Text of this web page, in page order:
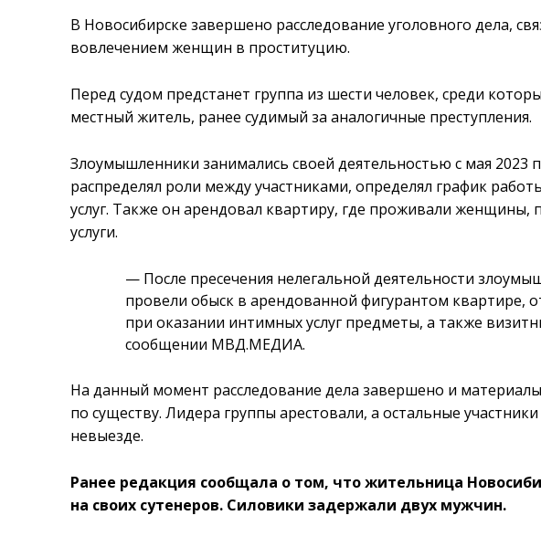
В Новосибирске завершено расследование уголовного дела,
вовлечением женщин в проституцию.
Перед судом предстанет группа из шести человек, среди
местный житель, ранее судимый за аналогичные преступления.
Злоумышленники занимались своей деятельностью с мая 2023
распределял роли между участниками, определял график
услуг. Также он арендовал квартиру, где проживали
услуги.
— После пресечения нелегальной деятельности
провели обыск в арендованной фигурантом квартире,
при оказании интимных услуг предметы, а также
сообщении МВД.МЕДИА.
На данный момент расследование дела завершено и
по существу. Лидера группы арестовали, а остальные
невыезде.
Ранее редакция сообщала о том, что жительница
на своих сутенеров. Силовики задержали двух мужчин.